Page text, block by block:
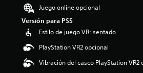
Juego online opcional
Versión para PS5
Estilo de juego VR: sentado
PlayStation VR2 opcional
Vibración del casco PlayStation VR2